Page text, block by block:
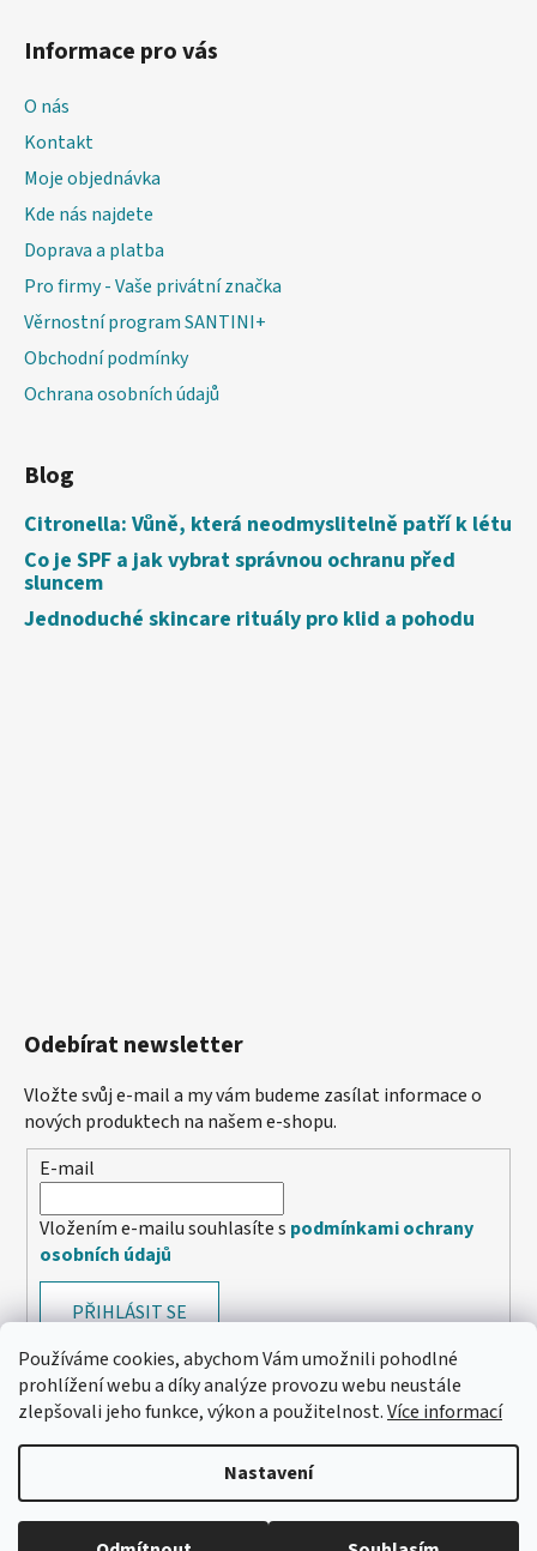
Používáme cookies, abychom Vám umožnili pohodlné
prohlížení webu a díky analýze provozu webu neustále
zlepšovali jeho funkce, výkon a použitelnost.Více informací
Nastavení
Informace pro vás
O nás
Kontakt
Moje objednávka
Kde nás najdete
Doprava a platba
Pro firmy - Vaše privátní značka
Věrnostní program SANTINI+
Obchodní podmínky
Ochrana osobních údajů
Blog
Citronella: Vůně, která neodmyslitelně patří k létu
Co je SPF a jak vybrat správnou ochranu před
sluncem
Jednoduché skincare rituály pro klid a pohodu
Odebírat newsletter
Vložte svůj e-mail a my vám budeme zasílat informace o
nových produktech na našem e-shopu.
E-mail
Vložením e-mailu souhlasíte s podmínkami ochrany
osobních údajů
PŘIHLÁSIT SE